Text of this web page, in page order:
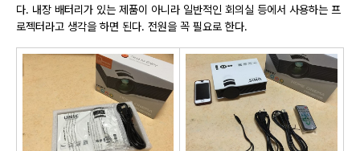
다. 내장 배터리가 있는 제품이 아니라 일반적인 회의실 등에서 사용하는 프
로젝터라고 생각을 하면 된다. 전원을 꼭 필요로 한다.